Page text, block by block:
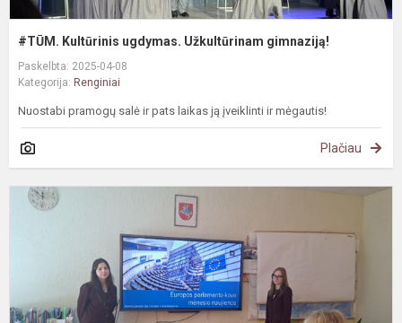
#TŪM. Kultūrinis ugdymas. Užkultūrinam gimnaziją!
Paskelbta: 2025-04-08
Kategorija: Renginiai
Nuostabi pramogų salė ir pats laikas ją įveiklinti ir mėgautis!
Plačiau